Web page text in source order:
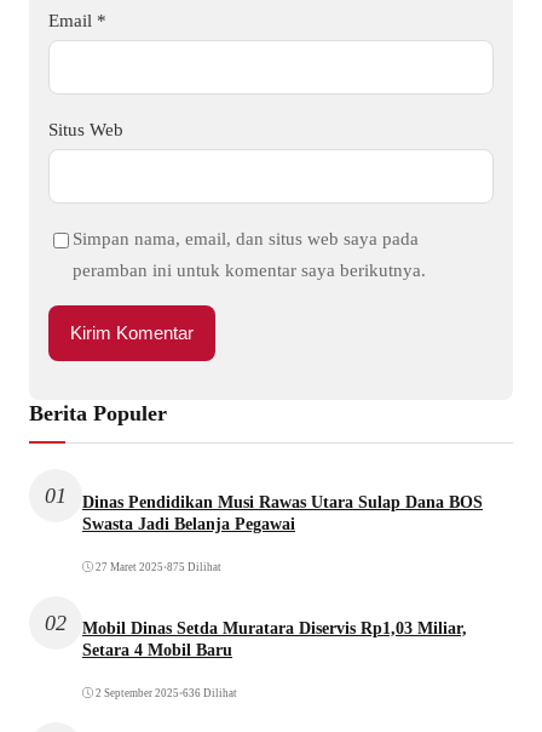
Email *
Situs Web
Simpan nama, email, dan situs web saya pada
peramban ini untuk komentar saya berikutnya.
Berita Populer
01
Dinas Pendidikan Musi Rawas Utara Sulap Dana BOS
Swasta Jadi Belanja Pegawai
27 Maret 2025 •875 Dilihat
02
Mobil Dinas Setda Muratara Diservis Rp1,03 Miliar,
Setara 4 Mobil Baru
2 September 2025 •636 Dilihat